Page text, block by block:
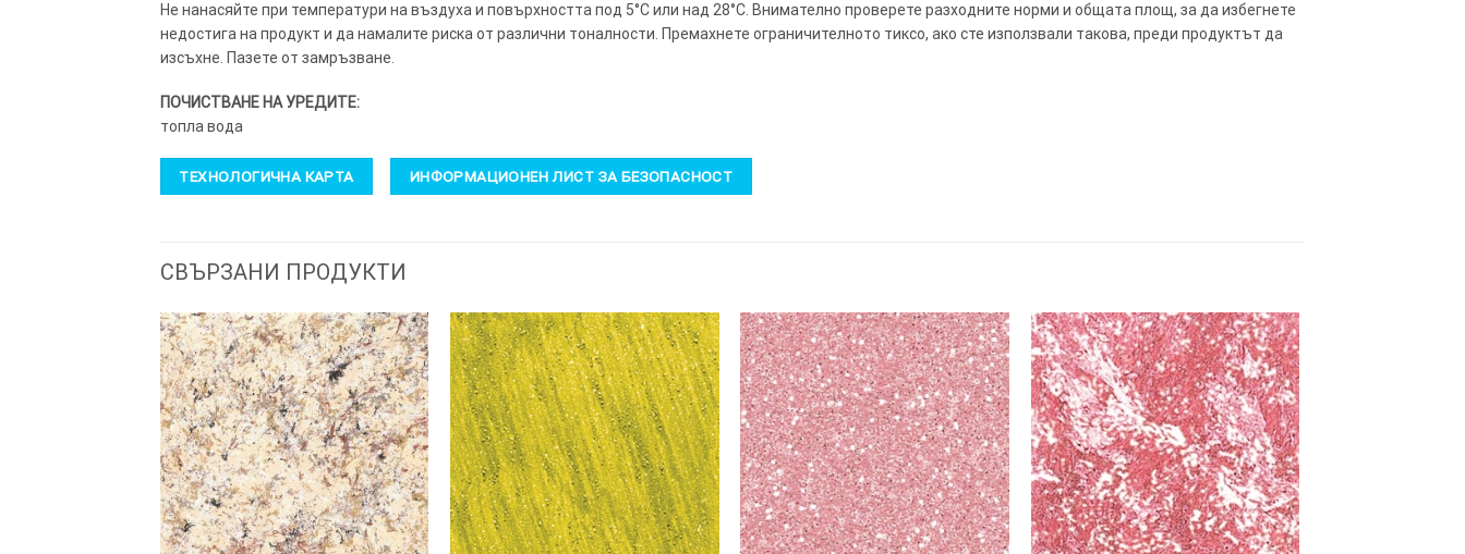
Не нанасяйте при температури на въздуха и повърхността под 5°C или над 28°C. Внимателно проверете разходните норми и общата площ, за да избегнете
недостига на продукт и да намалите риска от различни тоналности. Премахнете ограничителното тиксо, ако сте използвали такова, преди продуктът да
изсъхне. Пазете от замръзване.
ПОЧИСТВАНЕ НА УРЕДИТЕ:
топла вода
ТЕХНОЛОГИЧНА КАРТА ИНФОРМАЦИОНЕН ЛИСТ ЗА БЕЗОПАСНОСТ
СВЪРЗАНИ ПРОДУКТИ